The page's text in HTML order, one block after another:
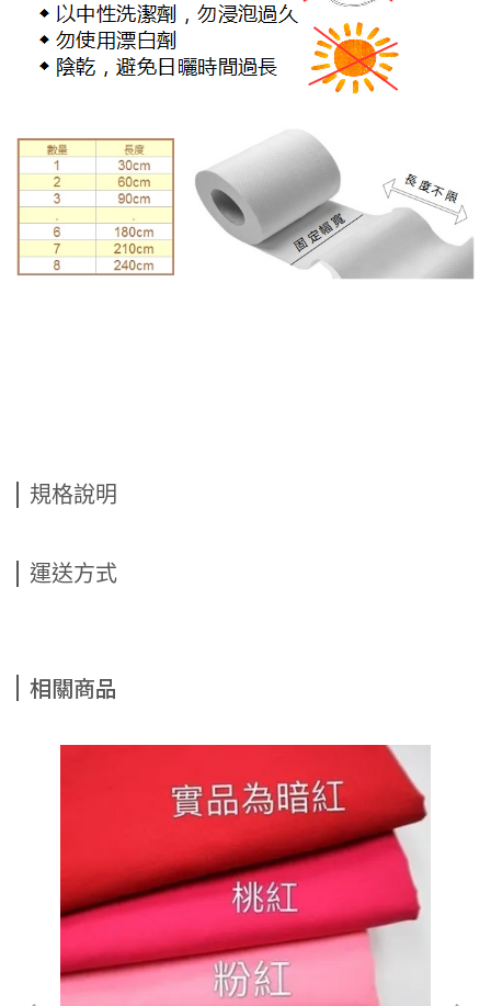
規格說明
運送方式
相關商品